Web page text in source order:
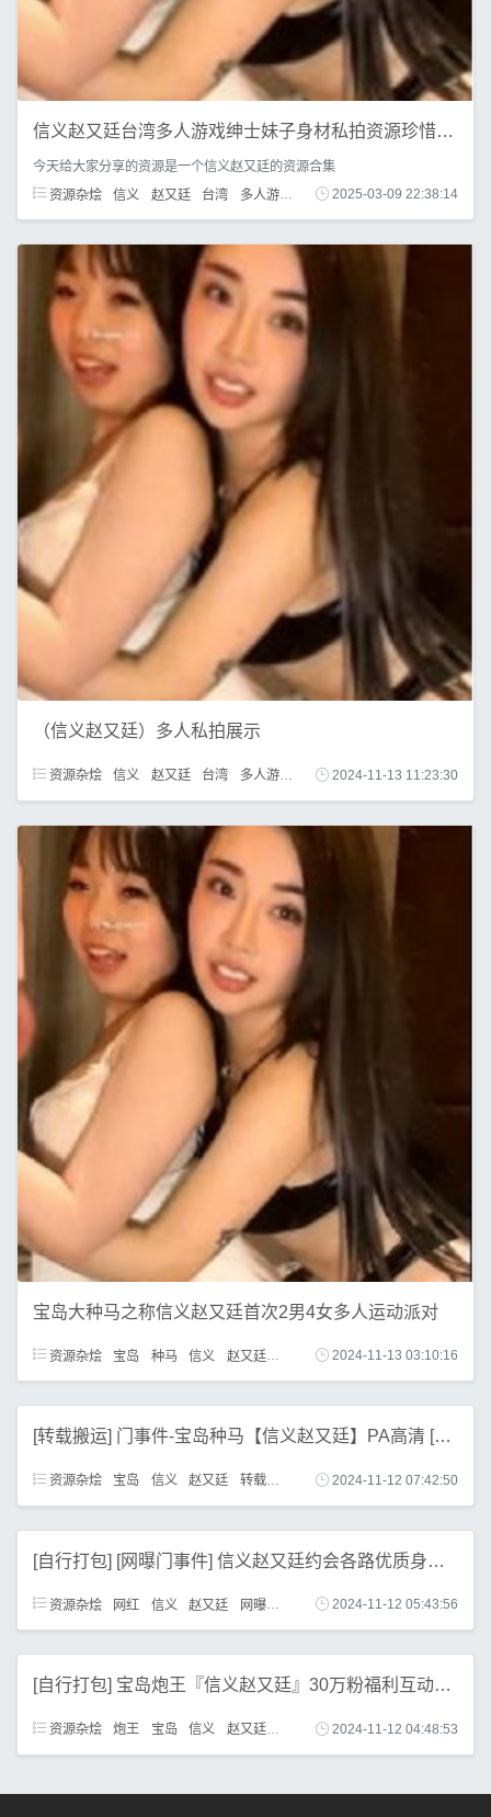
信义赵又廷台湾多人游戏绅士妹子身材私拍资源珍惜4.2G
今天给大家分享的资源是一个信义赵又廷的资源合集
资源杂烩
信义 赵又廷 台湾 多人游戏 绅士 2025-03-09 22:38:14
（信义赵又廷）多人私拍展示
资源杂烩 信义 赵又廷 台湾 多人游戏 绅士 2024-11-13 11:23:30
宝岛大种马之称信义赵又廷首次2男4女多人运动派对
资源杂烩 宝岛 种马 信义 赵又廷 首次 2024-11-13 03:10:16
[转载搬运] 门事件-宝岛种马【信义赵又廷】PA高清 [四人游+1V+385M][百度盘]
资源杂烩 宝岛 信义 赵又廷 转载 2024-11-12 07:42:50
[自行打包] [网曝门事件] 信义赵又廷约会各路优质身材知名网红 [19V+1.51G][百度盘]
资源杂烩 网红 信义 赵又廷 网曝 打包 2024-11-12 05:43:56
[自行打包] 宝岛炮王『信义赵又廷』30万粉福利互动专享 约会嬌小可... [1v+1.15g][百度盘]
资源杂烩 炮王 宝岛 信义 赵又廷 2024-11-12 04:48:53